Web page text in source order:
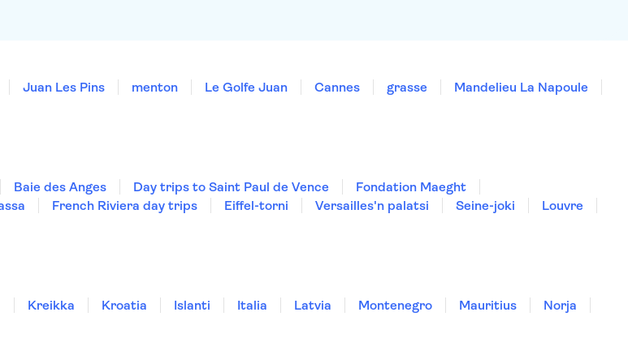
Juan Les Pins menton Le Golfe Juan Cannes grasse
Mandelieu La Napoule
Baie des Anges Day trips to Saint Paul de Vence
Fondation Maeght
French Riviera day trips Eiffel-torni Versailles'n palatsi Seine-joki
Louvre
Kreikka Kroatia Islanti Italia Latvia Montenegro Mauritius
Norja